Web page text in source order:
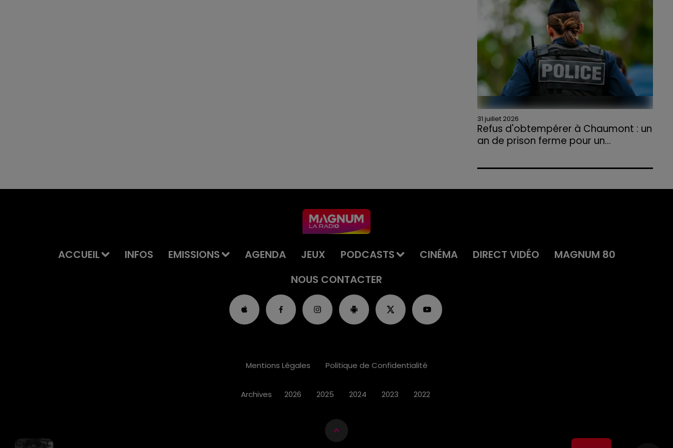
agriculteurs volontaires pour venir en aide...
31 juillet 2026
Refus d'obtempérer à Chaumont : un
an de prison ferme pour un...
l'annulation de son permis et la confiscation
ACCUEIL INFOS EMISSIONS AGENDA JEUX PODCASTS CINÉMA DIRECT VIDÉO
MAGNUM 80
NOUS CONTACTER
Mentions Légales Politique de Confidentialité
Archives 2026 2025 2024 2023 2022